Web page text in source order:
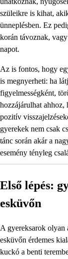
szüleikre is kihat,
ünneplésben. Ez
korán távoznak,
napot.
Az is fontos, hogy
is megnyerheti: ha
figyelmességként,
hozzájárulhat ahhoz,
pozitív
gyerekek nem csak
tánc során akár a
esemény tényleg
Első lépés:
esküvőn
A gyereksarok olyan
esküvőn érdemes
kuckó a benti